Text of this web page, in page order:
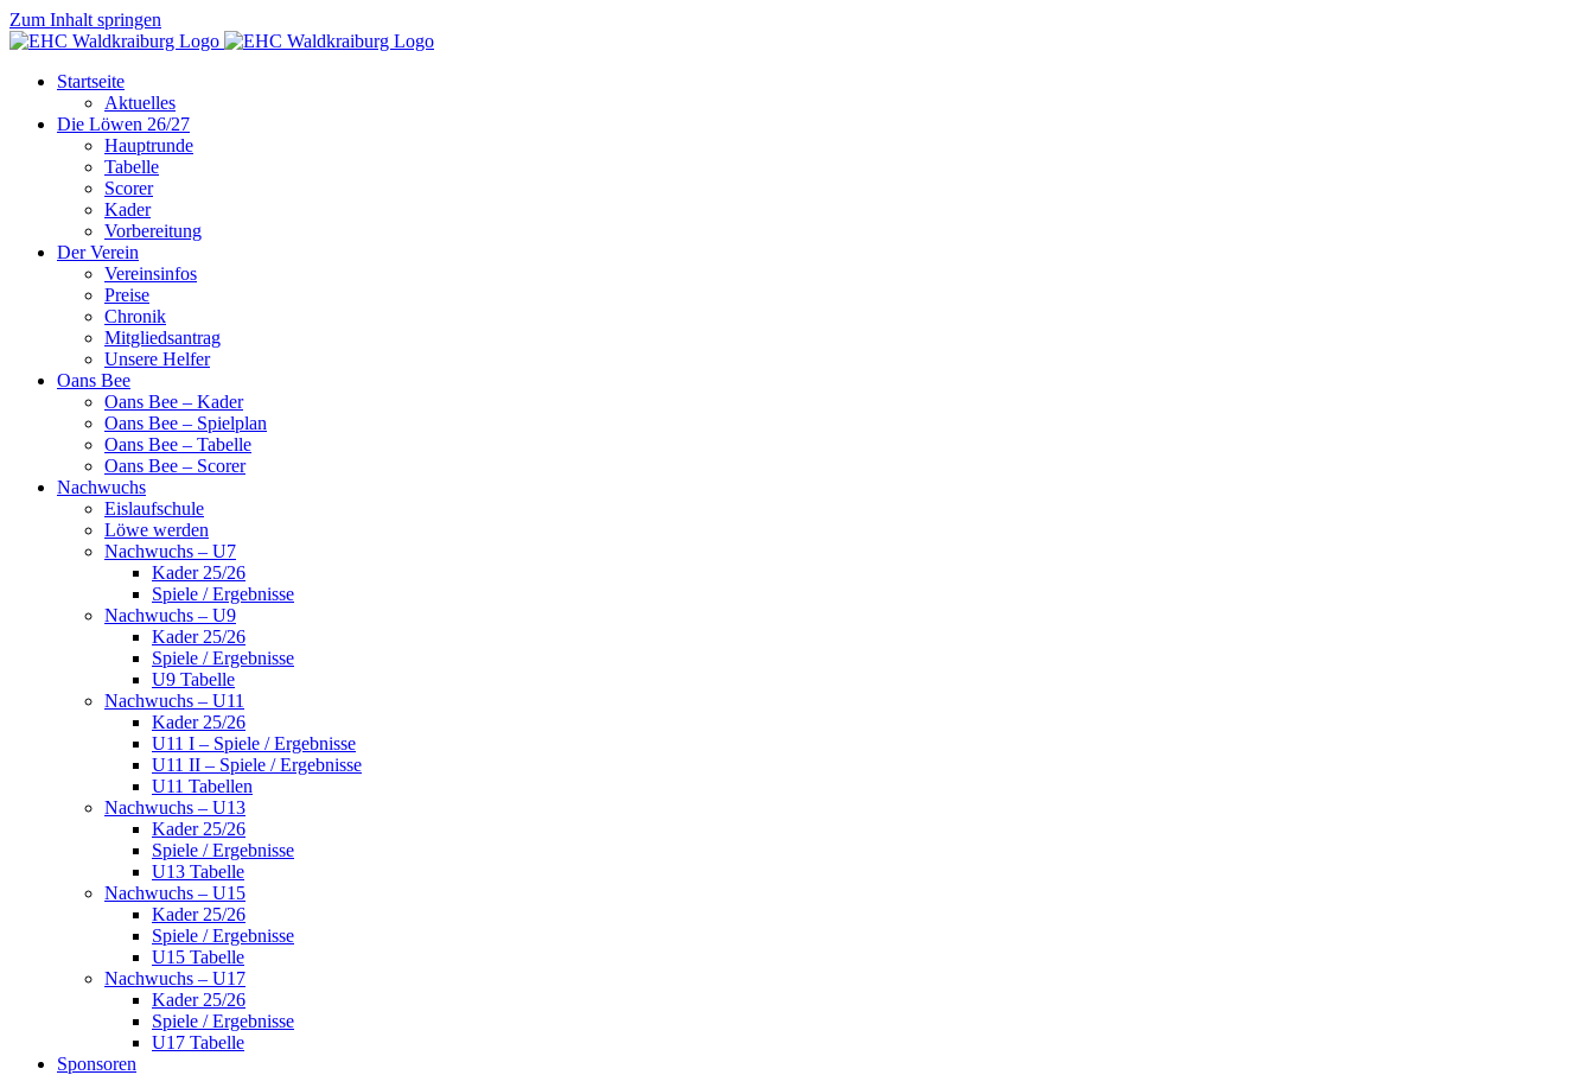
Zum Inhalt springen
Startseite
Aktuelles
Die Löwen 26/27
Hauptrunde
Tabelle
Scorer
Kader
Vorbereitung
Der Verein
Vereinsinfos
Preise
Chronik
Mitgliedsantrag
Unsere Helfer
Oans Bee
Oans Bee – Kader
Oans Bee – Spielplan
Oans Bee – Tabelle
Oans Bee – Scorer
Nachwuchs
Eislaufschule
Löwe werden
Nachwuchs – U7
Kader 25/26
Spiele / Ergebnisse
Nachwuchs – U9
Kader 25/26
Spiele / Ergebnisse
U9 Tabelle
Nachwuchs – U11
Kader 25/26
U11 I – Spiele / Ergebnisse
U11 II – Spiele / Ergebnisse
U11 Tabellen
Nachwuchs – U13
Kader 25/26
Spiele / Ergebnisse
U13 Tabelle
Nachwuchs – U15
Kader 25/26
Spiele / Ergebnisse
U15 Tabelle
Nachwuchs – U17
Kader 25/26
Spiele / Ergebnisse
U17 Tabelle
Sponsoren